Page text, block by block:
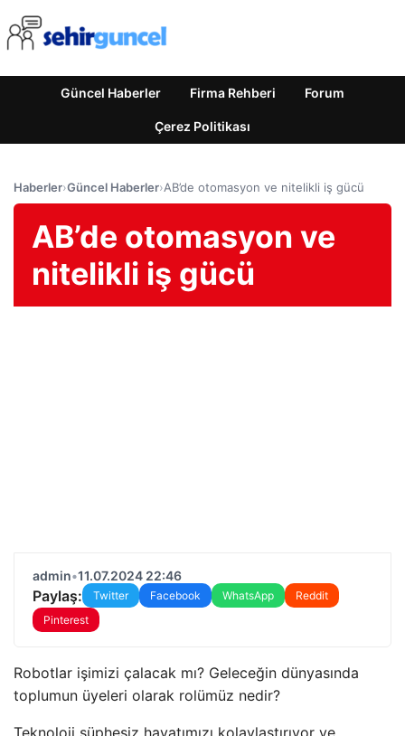
Güncel Haberler Firma Rehberi Forum
Çerez Politikası
Haberler›Güncel Haberler›AB’de otomasyon ve nitelikli iş gücü
AB’de otomasyon ve
nitelikli iş gücü
admin•11.07.2024 22:46
Paylaş: Twitter Facebook WhatsApp
Reddit
Pinterest
Robotlar işimizi çalacak mı? Geleceğin dünyasında
toplumun üyeleri olarak rolümüz nedir?
Teknoloji şüphesiz hayatımızı kolaylaştırıyor ve